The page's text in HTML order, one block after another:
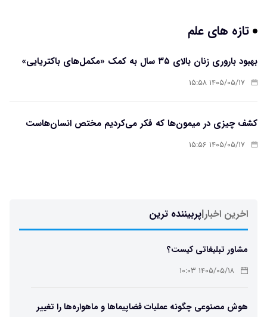
تازه های علم
بهبود باروری زنان بالای ۳۵ سال به کمک «مکمل‌های باکتریایی»
۱۴۰۵/۰۵/۱۷ ۱۵:۵۸
کشف چیزی در میمون‌ها که فکر می‌کردیم مختص انسان‌هاست
۱۴۰۵/۰۵/۱۷ ۱۵:۵۶
اخرین اخبار|پربیننده ترین
مشاور تبلیغاتی کیست؟
۱۴۰۵/۰۵/۱۸ ۱۰:۰۳
هوش مصنوعی چگونه عملیات فضاپیماها و ماهواره‌ها را تغییر